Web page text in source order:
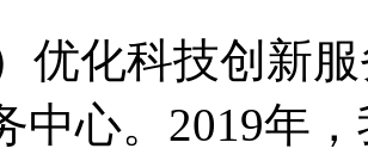
优化科技创新
中心。 2019年